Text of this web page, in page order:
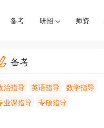
备考 研招 师资
备考
治指导 英语指导
数学指导
业课指导
专硕指导